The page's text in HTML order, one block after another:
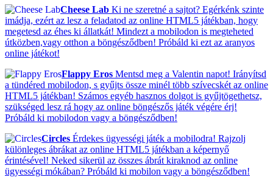
Cheese Lab Ki ne szeretné a sajtot? Egérkénk szinte
imádja, ezért az lesz a feladatod az online HTML5 játékban, hogy
megetesd az éhes ki állatkát! Mindezt a mobilodon is megteheted
útközben,vagy otthon a böngésződben! Próbáld ki ezt az aranyos
online játékot!
Flappy Eros Mentsd meg a Valentin napot! Irányítsd
a tündéred mobilodon, s gyűjts össze minél több szívecskét az online
HTML5 játékban! Számos egyéb hasznos dolgot is gyűjtögethetsz,
szükséged lesz rá hogy az online böngészős játék végére érj!
Próbáld ki mobilodon vagy a böngésződben!
Circles Érdekes ügyességi játék a mobilodra! Rajzolj
különleges ábrákat az online HTML5 játékban a képernyő
érintésével! Neked sikerül az összes ábrát kiraknod az online
ügyességi mókában? Próbáld ki mobilon vagy a böngésződben!